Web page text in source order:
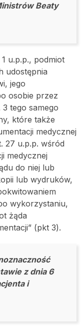
Beaty
u.p.p., podmiot
udostępnia
jego
osobie przez
tego samego
które także
medycznej
27 u.p.p. wśród
medycznej
do niej lub
lub wydruków,
wykorzystaniu,
żąda
(pkt 3).
z dnia 6
i